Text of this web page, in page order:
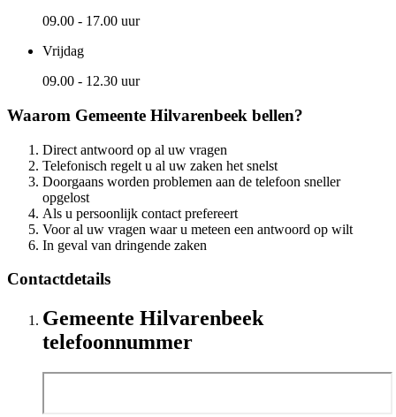
09.00 - 17.00 uur
Vrijdag
09.00 - 12.30 uur
Waarom Gemeente Hilvarenbeek bellen?
Direct antwoord op al uw vragen
Telefonisch regelt u al uw zaken het snelst
Doorgaans worden problemen aan de telefoon sneller
opgelost
Als u persoonlijk contact prefereert
Voor al uw vragen waar u meteen een antwoord op wilt
In geval van dringende zaken
Contactdetails
Gemeente Hilvarenbeek
telefoonnummer